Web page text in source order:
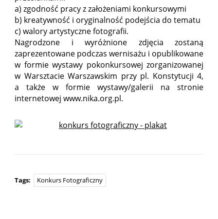
a) zgodność pracy z założeniami konkursowymi
b) kreatywność i oryginalność podejścia do tematu
c) walory artystyczne fotografii.
Nagrodzone i wyróżnione zdjęcia zostaną
zaprezentowane podczas wernisażu i opublikowane
w formie wystawy pokonkursowej zorganizowanej
w Warsztacie Warszawskim przy pl. Konstytucji 4,
a także w formie wystawy/galerii na stronie
internetowej www.nika.org.pl.
Tags: Konkurs Fotograficzny